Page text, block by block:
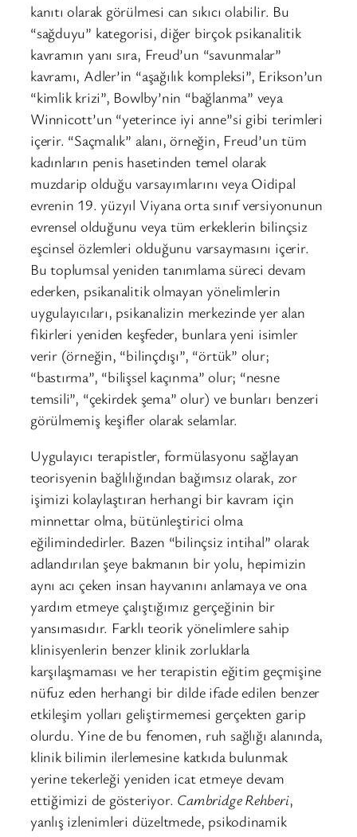
kanıtı olarak görülmesi can sıkıcı olabilir. Bu
“sağduyu” kategorisi, diğer birçok psikanalitik
kavramın yanı sıra, Freud’un “savunmalar”
kavramı, Adler’in “aşağılık kompleksi”, Erikson’un
“kimlik krizi”, Bowlby’nin “bağlanma” veya
Winnicott’un “yeterince iyi anne”si gibi terimleri
içerir. “Saçmalık” alanı, örneğin, Freud’un tüm
kadınların penis hasetinden temel olarak
muzdarip olduğu varsayımlarını veya Oidipal
evrenin 19. yüzyıl Viyana orta sınıf versiyonunun
evrensel olduğunu veya tüm erkeklerin bilinçsiz
eşcinsel özlemleri olduğunu varsaymasını içerir.
Bu toplumsal yeniden tanımlama süreci devam
ederken, psikanalitik olmayan yönelimlerin
uygulayıcıları, psikanalizin merkezinde yer alan
fikirleri yeniden keşfeder, bunlara yeni isimler
verir (örneğin, “bilinçdışı”, “örtük” olur;
“bastırma”, “bilişsel kaçınma” olur; “nesne
temsili”, “çekirdek şema” olur) ve bunları benzeri
görülmemiş keşifler olarak selamlar.
Uygulayıcı terapistler, formülasyonu sağlayan
teorisyenin bağlılığından bağımsız olarak, zor
işimizi kolaylaştıran herhangi bir kavram için
minnettar olma, bütünleştirici olma
eğilimindedirler. Bazen “bilinçsiz intihal” olarak
adlandırılan şeye bakmanın bir yolu, hepimizin
aynı acı çeken insan hayvanını anlamaya ve ona
yardım etmeye çalıştığımız gerçeğinin bir
yansımasıdır. Farklı teorik yönelimlere sahip
klinisyenlerin benzer klinik zorluklarla
karşılaşmaması ve her terapistin eğitim geçmişine
nüfuz eden herhangi bir dilde ifade edilen benzer
etkileşim yolları geliştirmemesi gerçekten garip
olurdu. Yine de bu fenomen, ruh sağlığı alanında,
klinik bilimin ilerlemesine katkıda bulunmak
yerine tekerleği yeniden icat etmeye devam
ettiğimizi de gösteriyor. Cambridge Rehberi,
yanlış izlenimleri düzeltmede, psikodinamik